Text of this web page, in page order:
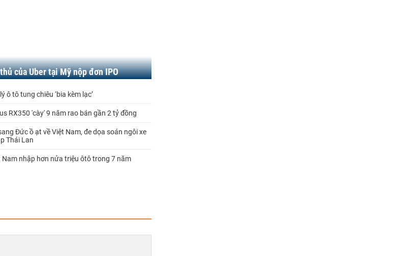
của Uber tại Mỹ nộp đơn IPO
ô tô tung chiêu ‘bia kèm lạc’
RX350 'cày' 9 năm rao bán gần 2 tỷ đồng
Đức ồ ạt về Việt Nam, đe dọa soán ngôi xe
Thái Lan
Nam nhập hơn nửa triệu ôtô trong 7 năm